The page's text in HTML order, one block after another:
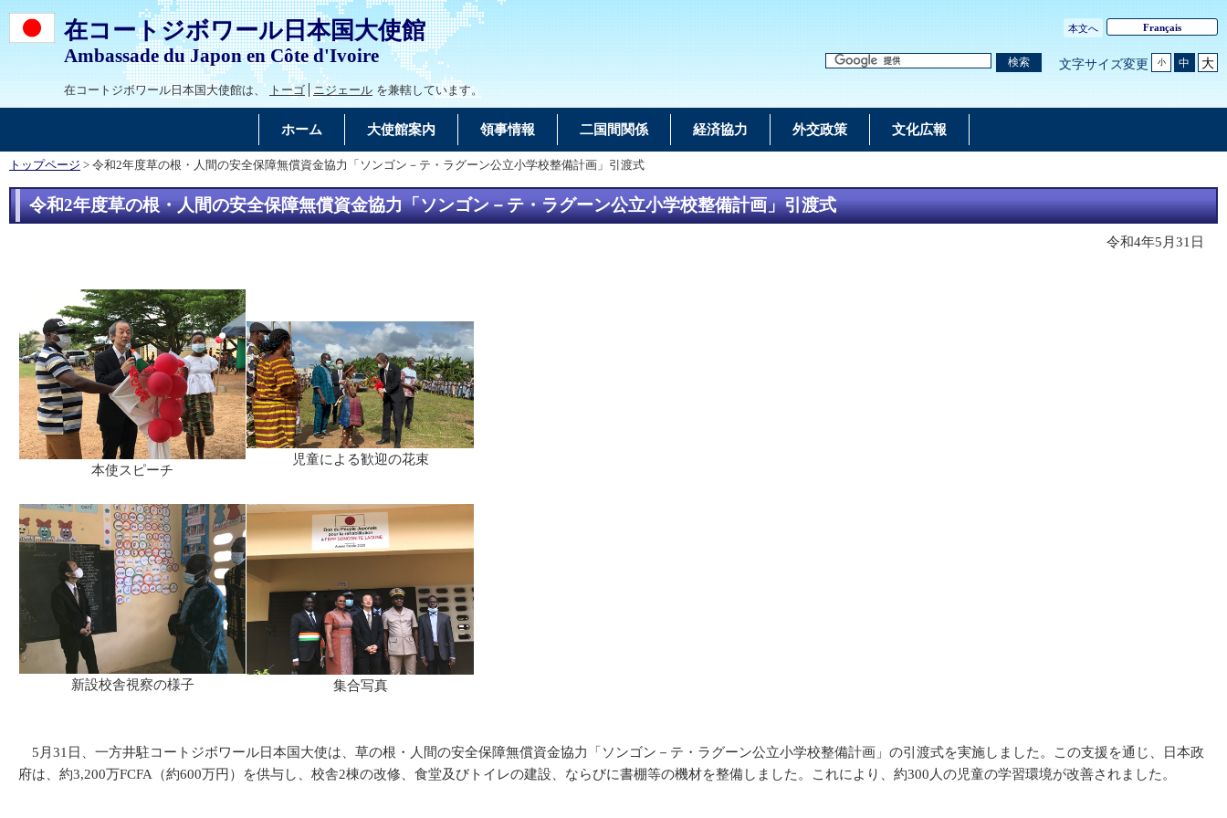
在コートジボワール日本国大使館
Ambassade du Japon en Côte d'Ivoire
本文へ Français
検索 文字サイズ変更 小 中 大
在コートジボワール日本国大使館は、 トーゴ ニジェール を兼轄しています。
ホーム 大使館案内 領事情報 二国間関係 経済協力 外交政策 文化広報
トップページ > 令和2年度草の根・人間の安全保障無償資金協力「ソンゴン－テ・ラグーン公立小学校整備計画」引渡式
令和2年度草の根・人間の安全保障無償資金協力「ソンゴン－テ・ラグーン公立小学校整備計画」引渡式
令和4年5月31日
本使スピーチ
児童による歓迎の花束
新設校舎視察の様子 集合写真
5月31日、一方井駐コートジボワール日本国大使は、草の根・人間の安全保障無償資金協力「ソンゴン－テ・ラグーン公立小学校整備計画」の引渡式を実施しました。この支援を通じ、日本政
府は、約3,200万FCFA（約600万円）を供与し、校舎2棟の改修、食堂及びトイレの建設、ならびに書棚等の機材を整備しました。これにより、約300人の児童の学習環境が改善されました。